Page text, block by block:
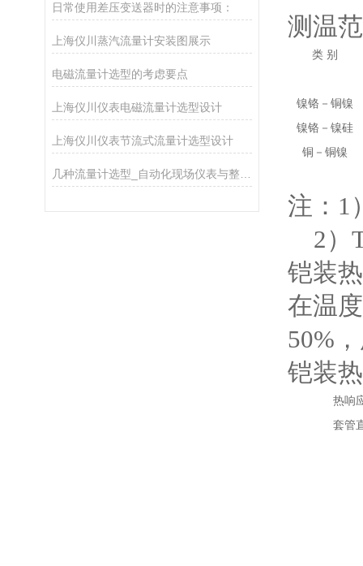
日常使用差压变送器时的注意事项：
上海仪川蒸汽流量计安装图展示
电磁流量计选型的考虑要点
上海仪川仪表电磁流量计选型设计
上海仪川仪表节流式流量计选型设计
测温
类 别
镍铬－铜镍
镍铬－镍硅
铜－铜镍
注：1
2）
铠装
在温
50%
铠装
热响
套管